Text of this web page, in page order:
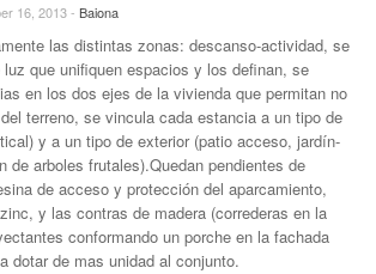
16, 2013 - Baiona
las distintas zonas: descanso-actividad, se
que unifiquen espacios y los definan, se
en los dos ejes de la vivienda que permitan no
terreno, se vincula cada estancia a un tipo de
y a un tipo de exterior (patio acceso, jardín-
de arboles frutales).Quedan pendientes de
de acceso y protección del aparcamiento,
y las contras de madera (correderas en la
conformando un porche en la fachada
dotar de mas unidad al conjunto.